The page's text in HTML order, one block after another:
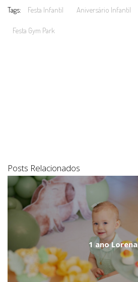
Tags: Festa Infantil Aniversário Infantil
Festa Gym Park
Posts Relacionados
1 ano Lorena